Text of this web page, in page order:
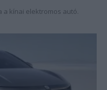
a kínai elektromos autó.